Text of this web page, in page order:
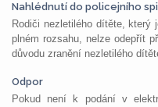
Nahlédnutí do policejního
Rodiči nezletilého dítěte, který
plném rozsahu, nelze odepřít
důvodu zranění nezletilého
Odpor
Pokud není k podání v